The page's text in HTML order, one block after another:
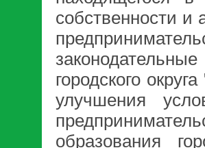
собственности и
городского
улучшения
образования